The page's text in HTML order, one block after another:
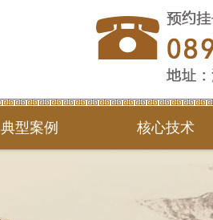
典型案例 核心技术